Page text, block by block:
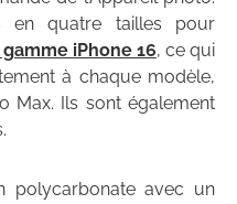
en quatre tailles pour
iPhone 16, ce qui
à chaque modèle,
Max. Ils sont également
polycarbonate avec un